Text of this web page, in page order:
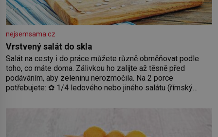
nejsemsama.cz
Vrstvený salát do skla
Salát na cesty i do práce můžete různě obměňovat podle
toho, co máte doma. Zálivkou ho zalijte až těsně před
podáváním, aby zeleninu nerozmočila. Na 2 porce
potřebujete: ✿ 1/4 ledového nebo jiného salátu (římský
2 rajčata Zálivka: ✿ 4 lžíce olivového oleje ✿ 1 lžíci citronové